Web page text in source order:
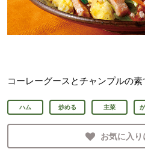
コーレーグースとチャンプルの
ハム 炒める 主菜
お気に入り